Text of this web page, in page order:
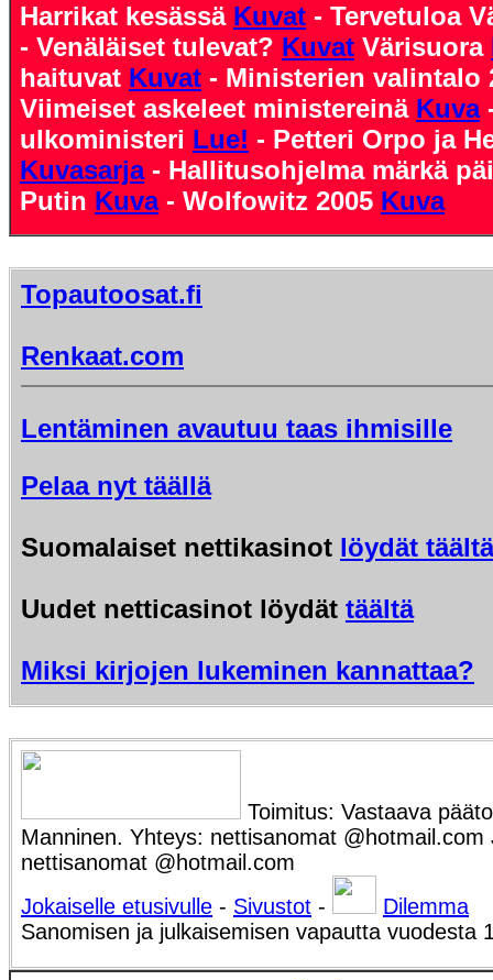
Harrikat kesässä Kuvat - Tervetuloa
- Venäläiset tulevat? Kuvat Värisuora
haituvat Kuvat - Ministerien valintalo
Viimeiset askeleet ministereinä Kuva
ulkoministeri Lue! - Petteri Orpo ja
Kuvasarja- Hallitusohjelma märkä
Putin Kuva- Wolfowitz 2005 Kuva
Topautoosat.fi
Renkaat.com
Lentäminen avautuu taas ihmisille
Pelaa nyt täällä
Suomalaiset nettikasinot löydät täältä
Uudet netticasinot löydät täältä
Miksi kirjojen lukeminen kannattaa?
Toimitus: Vastaava
Manninen. Yhteys: nettisanomat @hotmail.com
nettisanomat @hotmail.com
Jokaiselle etusivulle - Sivustot -
Dilemma
Sanomisen ja julkaisemisen vapautta vuodesta